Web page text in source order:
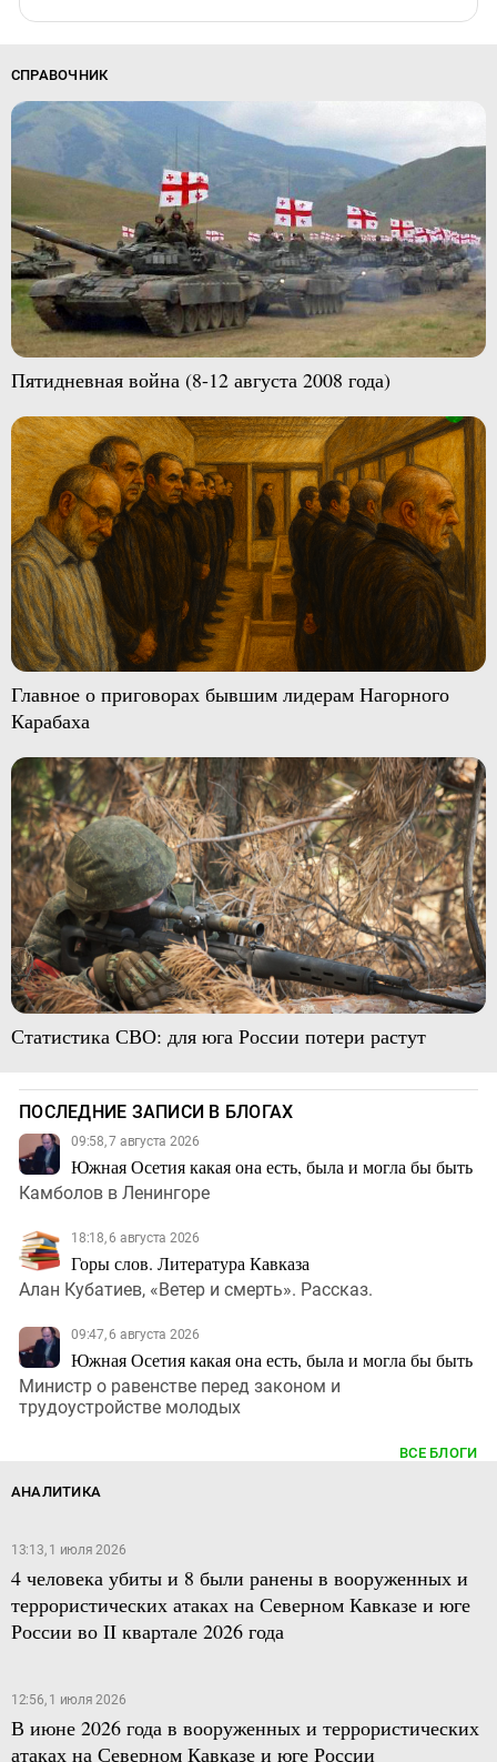
СПРАВОЧНИК
Пятидневная война (8-12 августа 2008 года)
Главное о приговорах бывшим лидерам Нагорного
Карабаха
Статистика СВО: для юга России потери растут
ПОСЛЕДНИЕ ЗАПИСИ В БЛОГАХ
09:58, 7 августа 2026
Южная Осетия какая она есть, была и могла бы быть
Камболов в Ленингоре
18:18, 6 августа 2026
Горы слов. Литература Кавказа
Алан Кубатиев, «Ветер и смерть». Рассказ.
09:47, 6 августа 2026
Южная Осетия какая она есть, была и могла бы быть
Министр о равенстве перед законом и
трудоустройстве молодых
ВСЕ БЛОГИ
АНАЛИТИКА
13:13, 1 июля 2026
4 человека убиты и 8 были ранены в вооруженных и
террористических атаках на Северном Кавказе и юге
России во II квартале 2026 года
12:56, 1 июля 2026
В июне 2026 года в вооруженных и террористических
атаках на Северном Кавказе и юге России